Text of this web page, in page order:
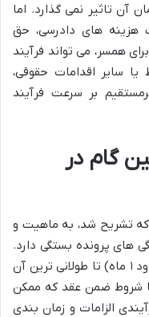
آن تاثیر نمی گذارد. اما
هزینه های دادرسی، حق
همسر، می تواند فرآیند
سایر اقدامات حقوقی،
بر سرعت فرآیند
گام در
که تشریح شد، به ماهیت و
های پرونده بستگی دارد.
از سریع ترین حالت (طلاق توافقی در حدود ۱ ماه) تا طولانی ترین آن
شروط ضمن عقد که ممکن
فرآیندی الزامات و زمان بندی